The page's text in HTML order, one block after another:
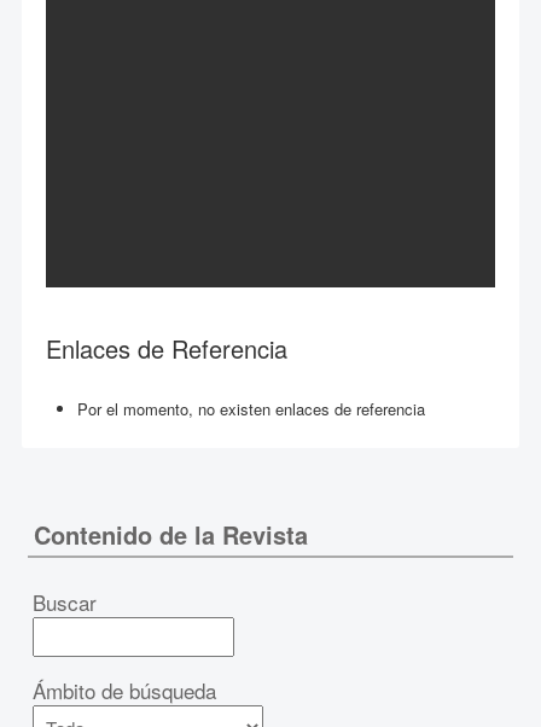
Enlaces de Referencia
Por el momento, no existen enlaces de referencia
Contenido de la Revista
Buscar
Ámbito de búsqueda